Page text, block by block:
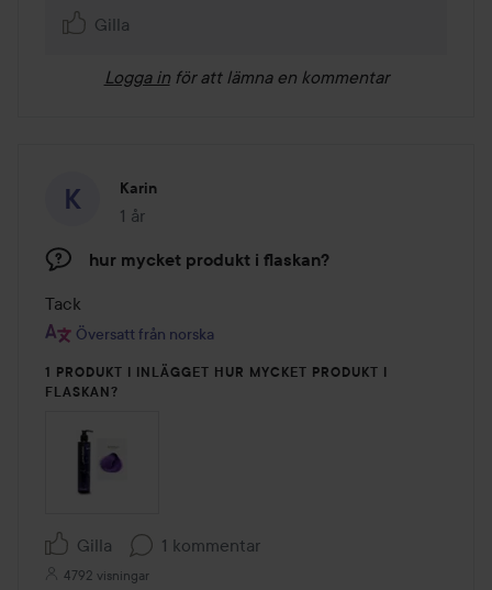
Gilla
Logga in för att lämna en kommentar
Karin
1 år
Inlägget skapades 1 år
hur mycket produkt i flaskan?
Tack
Översatt från norska
1 PRODUKT I INLÄGGET HUR MYCKET PRODUKT I
FLASKAN?
Gilla 1 kommentar
4792 visningar